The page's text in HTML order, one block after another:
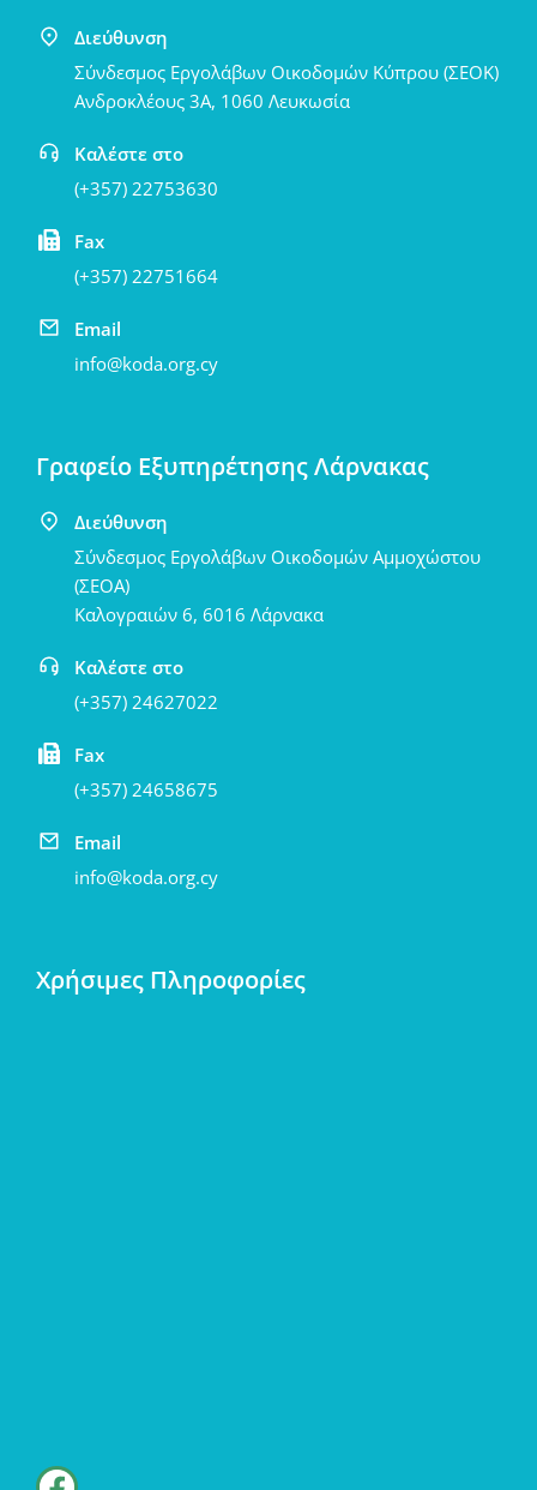
Διεύθυνση
Σύνδεσμος Εργολάβων Οικοδομών Κύπρου (ΣΕΟΚ)
Ανδροκλέους 3Α, 1060 Λευκωσία
Καλέστε στο
(+357) 22753630
Fax
(+357) 22751664
Email
info@koda.org.cy
Γραφείο Εξυπηρέτησης Λάρνακας
Διεύθυνση
Σύνδεσμος Εργολάβων Οικοδομών Αμμοχώστου
(ΣΕΟΑ)
Καλογραιών 6, 6016 Λάρνακα
Καλέστε στο
(+357) 24627022
Fax
(+357) 24658675
Email
info@koda.org.cy
Χρήσιμες Πληροφορίες